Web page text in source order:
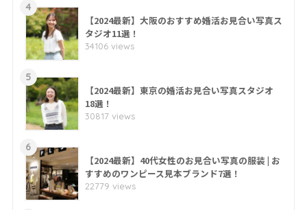
4
【2024最新】大阪のおすすめ婚活お見合い写真ス
タジオ11選！
34106 views
5
【2024最新】東京の婚活お見合い写真スタジオ
18選！
30817 views
6
【2024最新】40代女性のお見合い写真の服装 | お
すすめのワンピース見本ブランド7選！
22779 views